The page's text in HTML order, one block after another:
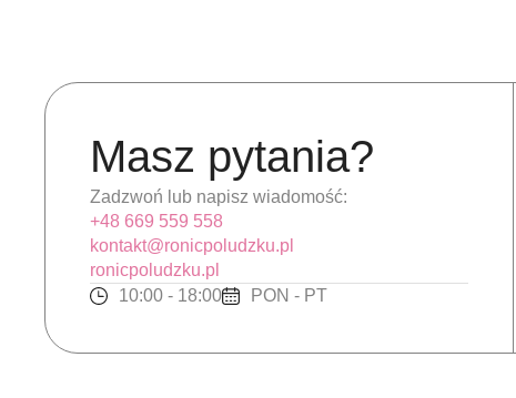
Masz pytania?
Zadzwoń lub napisz wiadomość:
+48 669 559 558
kontakt@ronicpoludzku.pl
ronicpoludzku.pl
10:00 - 18:00
PON - PT